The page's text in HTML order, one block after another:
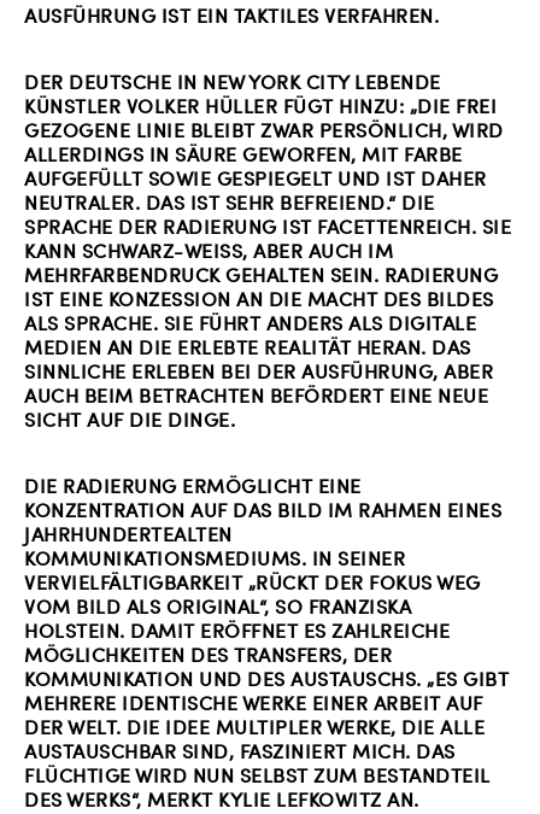
AUSFÜHRUNG IST EIN TAKTILES VERFAHREN.
DER DEUTSCHE IN NEW YORK CITY LEBENDE
KÜNSTLER VOLKER HÜLLER FÜGT HINZU: „DIE FREI
GEZOGENE LINIE BLEIBT ZWAR PERSÖNLICH, WIRD
ALLERDINGS IN SÄURE GEWORFEN, MIT FARBE
AUFGEFÜLLT SOWIE GESPIEGELT UND IST DAHER
NEUTRALER. DAS IST SEHR BEFREIEND.“ DIE
SPRACHE DER RADIERUNG IST FACETTENREICH. SIE
KANN SCHWARZ-WEISS, ABER AUCH IM M
EHRFARBENDRUCK GEHALTEN SEIN. RADIERUNG I
ST EINE KONZESSION AN DIE MACHT DES BILDES A
LS SPRACHE. SIE FÜHRT ANDERS ALS DIGITALE M
EDIEN AN DIE ERLEBTE REALITÄT HERAN. DAS S
INNLICHE ERLEBEN BEI DER AUSFÜHRUNG, ABER A
UCH BEIM BETRACHTEN BEFÖRDERT EINE NEUE S
ICHT AUF DIE DINGE.
DIE RADIERUNG ERMÖGLICHT EINE
KONZENTRATION AUF DAS BILD IM RAHMEN EINES
JAHRHUNDERTEALTEN
KOMMUNIKATIONSMEDIUMS. IN SEINER
VERVIELFÄLTIGBARKEIT „RÜCKT DER FOKUS WEG
VOM BILD ALS ORIGINAL“, SO FRANZISKA
HOLSTEIN. DAMIT ERÖFFNET ES ZAHLREICHE
MÖGLICHKEITEN DES TRANSFERS, DER
KOMMUNIKATION UND DES AUSTAUSCHS. „ES GIBT
MEHRERE IDENTISCHE WERKE EINER ARBEIT AUF
DER WELT. DIE IDEE MULTIPLER WERKE, DIE ALLE
AUSTAUSCHBAR SIND, FASZINIERT MICH. DAS
FLÜCHTIGE WIRD NUN SELBST ZUM BESTANDTEIL
DES WERKS“, MERKT KYLIE LEFKOWITZ AN.